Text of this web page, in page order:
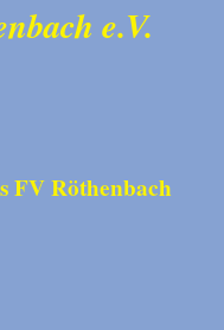
e.V.
FV Röthenbach